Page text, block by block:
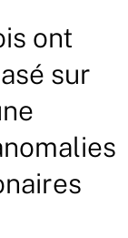
ont
sur